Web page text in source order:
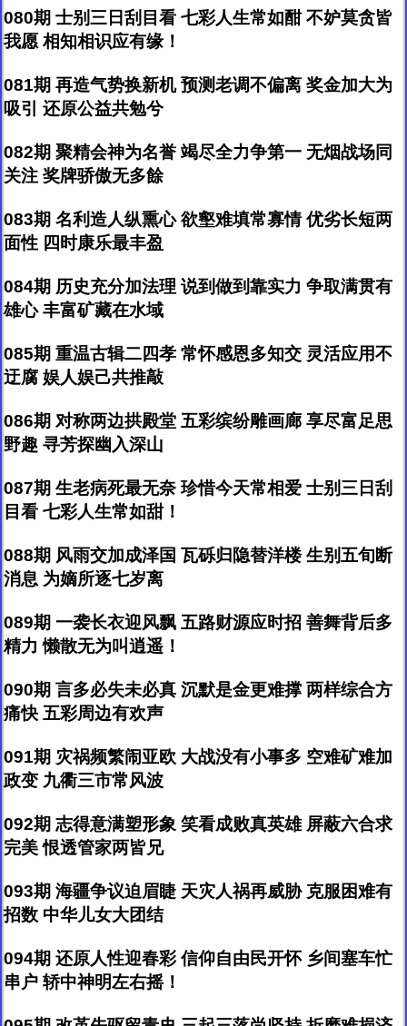
080期 士别三日刮目看 七彩人生常如酣 不妒莫贪皆
我愿 相知相识应有缘！
081期 再造气势换新机 预测老调不偏离 奖金加大为
吸引 还原公益共勉兮
082期 聚精会神为名誉 竭尽全力争第一 无烟战场同
关注 奖牌骄傲无多餘
083期 名利造人纵熏心 欲壑难填常寡情 优劣长短两
面性 四时康乐最丰盈
084期 历史充分加法理 说到做到靠实力 争取满贯有
雄心 丰富矿藏在水域
085期 重温古辑二四孝 常怀感恩多知交 灵活应用不
迂腐 娱人娱己共推敲
086期 对称两边拱殿堂 五彩缤纷雕画廊 享尽富足思
野趣 寻芳探幽入深山
087期 生老病死最无奈 珍惜今天常相爱 士别三日刮
目看 七彩人生常如甜！
088期 风雨交加成泽国 瓦砾归隐替洋楼 生别五旬断
消息 为嫡所逐七岁离
089期 一袭长衣迎风飘 五路财源应时招 善舞背后多
精力 懒散无为叫逍遥！
090期 言多必失未必真 沉默是金更难撑 两样综合方
痛快 五彩周边有欢声
091期 灾祸频繁闹亚欧 大战没有小事多 空难矿难加
政变 九衢三市常风波
092期 志得意满塑形象 笑看成败真英雄 屏蔽六合求
完美 恨透管家两皆兄
093期 海疆争议迫眉睫 天灾人祸再威胁 克服困难有
招数 中华儿女大团结
094期 还原人性迎春彩 信仰自由民开怀 乡间塞车忙
串户 轿中神明左右摇！